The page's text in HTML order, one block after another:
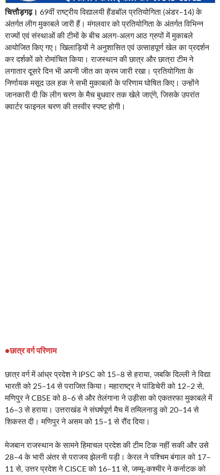
चित्तौड़गढ़। 69वीं राष्ट्रीय विद्यालयी हैंडबॉल प्रतियोगिता (अंडर–14) के
अंतर्गत लीग मुकाबले जारी हैं। मंगलवार को प्रतियोगिता के अंतर्गत विभिन्न
राज्यों एवं संस्थाओं की टीमों के बीच अलग-अलग आठ ग्रुपों में मुकाबले
आयोजित किए गए। खिलाड़ियों ने अनुशासित एवं उत्साहपूर्ण खेल का प्रदर्शन
कर दर्शकों को रोमांचित किया। राजस्थान की छात्र और छात्रा टीम ने
लगातार दूसरे दिन भी अपनी जीत का क्रम जारी रखा। प्रतियोगिता के
निर्णायक मसूद उल हक ने सभी मुकाबलों के परिणाम घोषित किए। उन्होंने
जानकारी दी कि लीग चरण के मैच बुधवार तक खेले जाएंगे, जिसके उपरांत
क्वार्टर फाइनल चरण की तस्वीर स्पष्ट होगी।
●छात्र वर्गपरिणाम
छात्र वर्ग में आंध्र प्रदेश ने IPSC को 15–8 से हराया, जबकि दिल्ली ने विद्या
भारती को 25–14 से पराजित किया। महाराष्ट्र ने पांडिचेरी को 12–2 से,
मणिपुर ने CBSE को 8–6 से और तेलंगाना ने उड़ीसा को एकतरफा मुकाबले में
16–3 से हराया। उत्तराखंड ने संघर्षपूर्ण मैच में तमिलनाडु को 20–14 से
शिकस्त दी। मणिपुर ने असम को 15–1 से रौंद दिया।
मेजबान राजस्थान के सामने हिमाचल प्रदेश की टीम टिक नहीं सकी और उसे
28–4 के भारी अंतर से पराजय झेलनी पड़ी। केरल ने पश्चिम बंगाल को 17–
11 से, उत्तर प्रदेश ने CISCE को 16–11 से, जम्मू-कश्मीर ने कर्नाटक को